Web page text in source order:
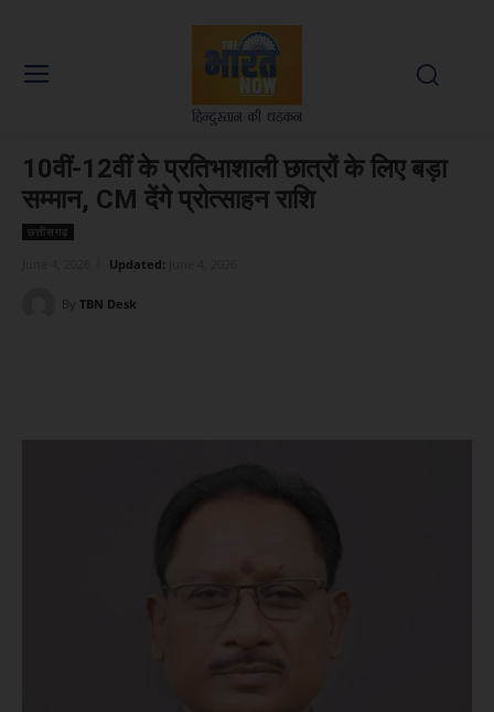
10वीं-12वीं के प्रतिभाशाली छात्रों के लिए बड़ा
सम्मान, CM देंगे प्रोत्साहन राशि
छत्तीसगढ़
Updated:
By TBN Desk